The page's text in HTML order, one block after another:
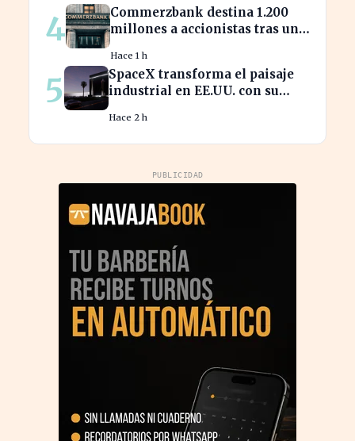
4
Commerzbank destina 1.200
millones a accionistas tras un
Hace 1 h
5
SpaceX transforma el paisaje
industrial en EE.UU. con su
zonas
Hace 2 h
PUBLICIDAD